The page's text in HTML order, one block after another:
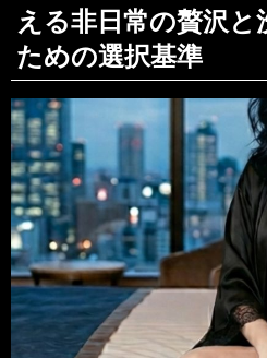
える非日常の贅沢
ための選択基準